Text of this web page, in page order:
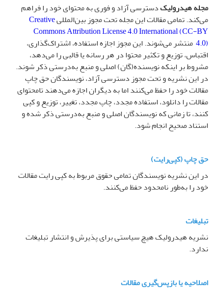
مجله هیدرولیکدسترسی آزاد و فوری به محتوای خود را فراهم
می‌کند. تمامی مقالات این مجله تحت مجوز بین‌المللیCreative
Commons Attribution License 4.0 International (CC-BY
4.0) منتشر می‌شوند. این مجوز اجازه استفاده، اشتراک‌گذاری،
اقتباس، توزیع و تکثیر محتوا در هر رسانه یا قالبی را می‌دهد،
مشروط بر اینکه نویسنده(گان) اصلی و منبع به‌درستی ذکر شوند.
در این نشریه و تحت مجوز دسترسی آزاد، نویسندگان حق چاپ
مقالات خود را حفظ می‌کنند اما به دیگران اجازه می‌دهند تامحتوای
مقالات را دانلود، استفاده مجدد، چاپ مجدد، تغییر، توزیع و کپی
کنند، تا زمانی که نویسندگان اصلی و منبع به‌درستی ذکر شده و
استناد صحیح انجام شود.
حق چاپ (کپی‌رایت)
در این نشریه نویسندگان تمامی حقوق مربوط به کپی رایت مقالات
خود را به‌طور نامحدود حفظ می‌کنند.
تبلیغات
نشریه هیدرولیک هیچ سیاستی برای پذیرش و انتشار تبلیغات
ندارد.
اصلاحیه یا بازپس‌گیری مقالات